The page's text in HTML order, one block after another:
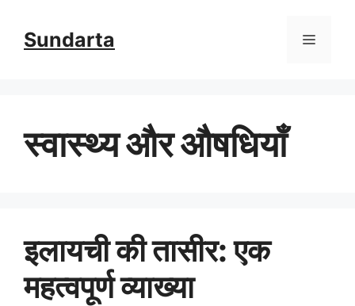
Sundarta Menu
स्वास्थ्य और औषधियाँ
इलायची की तासीर: एक
महत्वपूर्ण व्याख्या